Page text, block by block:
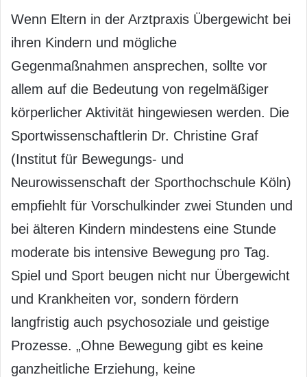
Wenn Eltern in der Arztpraxis Übergewicht bei
ihren Kindern und mögliche
Gegenmaßnahmen ansprechen, sollte vor
allem auf die Bedeutung von regelmäßiger
körperlicher Aktivität hingewiesen werden. Die
Sportwissenschaftlerin Dr. Christine Graf
(Institut für Bewegungs- und
Neurowissenschaft der Sporthochschule Köln)
empfiehlt für Vorschulkinder zwei Stunden und
bei älteren Kindern mindestens eine Stunde
moderate bis intensive Bewegung pro Tag.
Spiel und Sport beugen nicht nur Übergewicht
und Krankheiten vor, sondern fördern
langfristig auch psychosoziale und geistige
Prozesse. „Ohne Bewegung gibt es keine
ganzheitliche Erziehung, keine